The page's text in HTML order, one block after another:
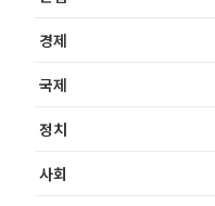
경제
국제
정치
사회